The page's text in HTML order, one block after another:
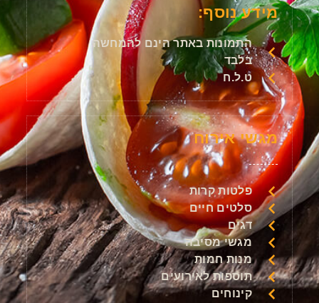
מגשי אירוח
פלטות קרות
סלטים חיים
דגים
מגשי מסיבה
מנות חמות
תוספות לאירועים
קינוחים
מידע נוסף:
התמונות באתר הינם להמחשה
בלבד
ט.ל.ח